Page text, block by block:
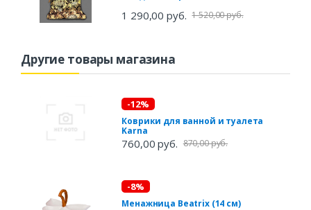
1 290,00 руб. 1 520,00 руб.
Другие товары магазина
-12%
Коврики для ванной и туалета
Karna
760,00 руб. 870,00 руб.
-8%
Менажница Beatrix (14 см)